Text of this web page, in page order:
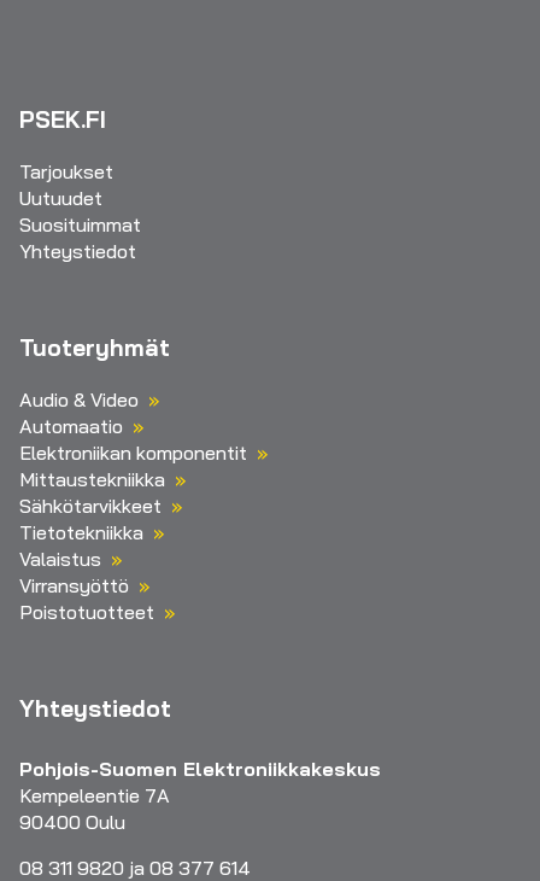
PSEK.FI
Tarjoukset
Uutuudet
Suosituimmat
Yhteystiedot
Tuoteryhmät
Audio & Video
Automaatio
Elektroniikan komponentit
Mittaustekniikka
Sähkötarvikkeet
Tietotekniikka
Valaistus
Virransyöttö
Poistotuotteet
Yhteystiedot
Pohjois-Suomen Elektroniikkakeskus
Kempeleentie 7A
90400 Oulu
08 311 9820 ja 08 377 614